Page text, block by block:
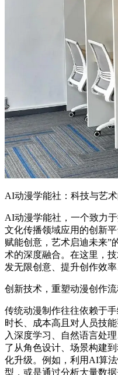
AI动漫学能社：科技与艺
AI动漫学能社，一个致力
文化传播领域应用的创新
赋能创意，艺术启迪未来”
术的深度融合。在这里，
发无限创意、提升创作效
创新技术，重塑动漫创作流
传统动漫制作往往依赖于
时长、成本高且对人员技
入深度学习、自然语言处
了从角色设计、场景构建
化升级。例如，利用AI算
型，或是通过分析大量数